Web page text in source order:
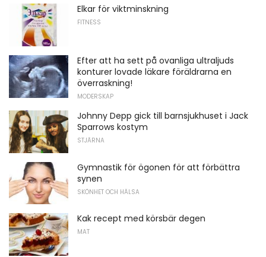
Elkar för viktminskning
FITNESS
Efter att ha sett på ovanliga ultraljuds
konturer lovade läkare föräldrarna en
överraskning!
MODERSKAP
Johnny Depp gick till barnsjukhuset i Jack
Sparrows kostym
STJÄRNA
Gymnastik för ögonen för att förbättra
synen
SKÖNHET OCH HÄLSA
Kak recept med körsbär degen
MAT